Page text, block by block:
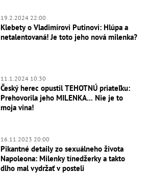
19.2.2024 22:00
Klebety o Vladimírovi Putinovi: Hlúpa a
netalentovaná! Je toto jeho nová milenka?
11.1.2024 10:30
Český herec opustil TEHOTNÚ priateľku:
Prehovorila jeho MILENKA... Nie je to
moja vina!
16.11.2023 20:00
Pikantné detaily zo sexuálneho života
Napoleona: Milenky tínedžerky a takto
dlho mal vydržať v posteli